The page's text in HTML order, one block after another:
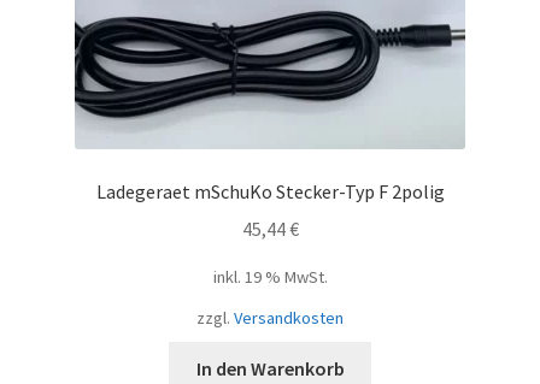
Ladegeraet mSchuKo Stecker-Typ F 2polig
45,44€
inkl. 19 % MwSt.
zzgl. Versandkosten
In den Warenkorb